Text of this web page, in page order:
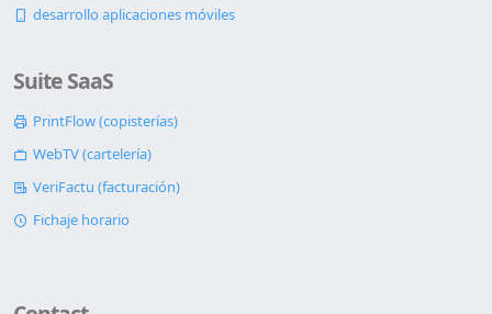
desarrollo aplicaciones móviles
Suite SaaS
PrintFlow (copisterías)
WebTV (cartelería)
VeriFactu (facturación)
Fichaje horario